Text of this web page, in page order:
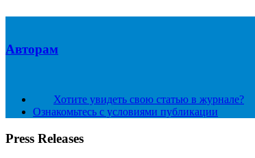
Авторам
Хотите увидеть свою статью в журнале?
Ознакомьтесь с условиями публикации
Press Releases